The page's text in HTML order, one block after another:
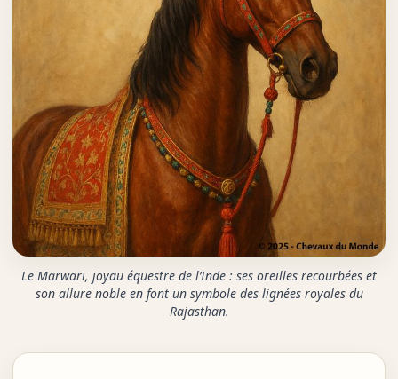
Le Marwari, joyau équestre de l’Inde : ses oreilles recourbées et
son allure noble en font un symbole des lignées royales du
Rajasthan.